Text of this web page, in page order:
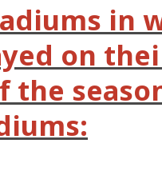
in
on